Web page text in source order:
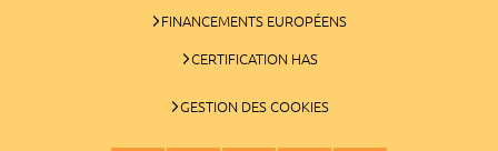
FINANCEMENTS EUROPÉENS
CERTIFICATION HAS
GESTION DES COOKIES